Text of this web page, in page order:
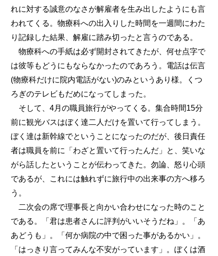
れに対する誠意のなさが解雇者を生み出したようにも言
われてくる。物療科への出入りした時間を一週間にわた
り記録した結果、解雇に踏み切ったと言うのである。
物療科への手紙は必ず開封されてきたが、何せ点字で
は彼等もどうにもならなかったのであろう。電話は伝言
(物療科だけに院内電話がない)のみというあり様。くつ
ろぎのテレビもだめになってしまった。
そして、4月の職員旅行がやってくる。集合時間15分
前に観光バスはぼく達二人だけを置いて行ってしまう。
ぼく達は新幹線でということになったのだが、後日責任
者は職員を前に「わざと置いて行ったんだ」と、笑いな
がら話したということが伝わってきた。勿論、怒り心頭
であるが、これには触れずに旅行中の出来事の方へ移ろ
う。
二次会の席で理事長と向かい合わせになった時のこと
である。「君は患者さんに評判がいいそうだね」。「あ
あどうも」。「何か病院の中で困った事があるかい」。
「はっきり言ってみんな不安がっています」。ぼくは酒